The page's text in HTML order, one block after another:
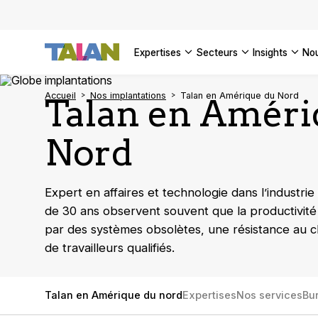
expertises secteurs insights
VOIR
VOIR
Accueil Nos implantations Talan en Amérique du Nord
Talan en
Nord
Expert en affaires et technologie dans
de 30 ans observent souvent que la
par des systèmes obsolètes, une résistance au
de travailleurs qualifiés.
Talan en Amérique du nordExpertisesNos services